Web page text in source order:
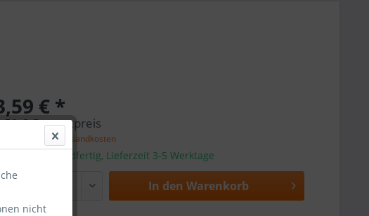
€ *
€Gesamtpreis
zzgl. Versandkosten
Sofort versandfertig, Lieferzeit 3-5 Werktage
In den Warenkorb
nicht